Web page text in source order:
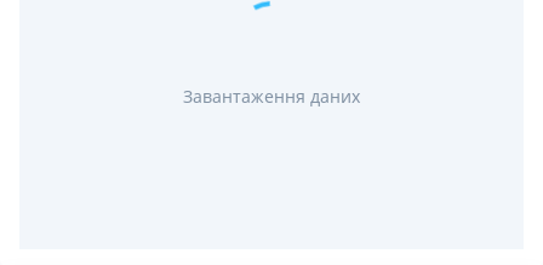
Завантаження даних